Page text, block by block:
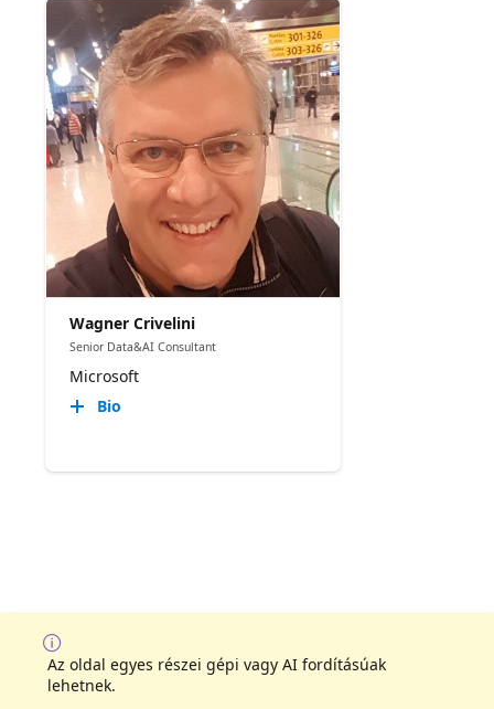
Wagner Crivelini
Senior Data&AI Consultant
Microsoft
Bio
Az oldal egyes részei gépi vagy AI fordításúak
lehetnek.